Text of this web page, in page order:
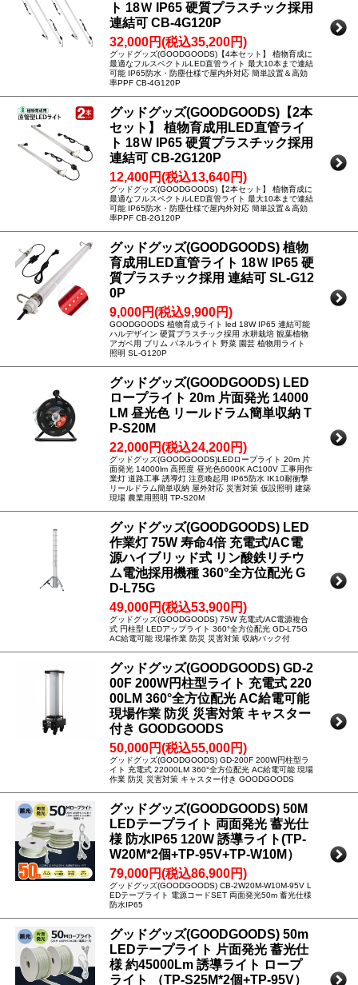
ト 18Ｗ IP65 硬質プラスチック採用
連結可 CB-4G120P
32,000円(税込35,200円)
グッドグッズ(GOODGOODS)【4本セット】 植物育成に
最適なフルスペクトルLED直管ライト 最大10本まで連結
可能 IP65防水・防塵仕様で屋内外対応 簡単設置＆高効
率PPF CB-4G120P
グッドグッズ(GOODGOODS)【2本
セット】 植物育成用LED直管ライ
ト 18Ｗ IP65 硬質プラスチック採用
連結可 CB-2G120P
12,400円(税込13,640円)
グッドグッズ(GOODGOODS)【2本セット】 植物育成に
最適なフルスペクトルLED直管ライト 最大10本まで連結
可能 IP65防水・防塵仕様で屋内外対応 簡単設置＆高効
率PPF CB-2G120P
グッドグッズ(GOODGOODS) 植物
育成用LED直管ライト 18Ｗ IP65 硬
質プラスチック採用 連結可 SL-G12
0P
9,000円(税込9,900円)
GOODGOODS 植物育成ライト led 18W IP65 連結可能
ハルデザイン 硬質プラスチック採用 水耕栽培 観葉植物
アガベ用 ブリム パネルライト 野菜 園芸 植物用ライト
照明 SL-G120P
グッドグッズ(GOODGOODS) LED
ロープライト 20m 片面発光 14000
LM 昼光色 リールドラム簡単収納 T
P-S20M
22,000円(税込24,200円)
グッドグッズ(GOODGOODS)LEDロープライト 20m 片
面発光 14000lm 高照度 昼光色6000K AC100V 工事用作
業灯 道路工事 誘導灯 注意喚起用 IP65防水 IK10耐衝撃
リールドラム簡単収納 屋外対応 災害対策 仮設照明 建築
現場 農業用照明 TP-S20M
グッドグッズ(GOODGOODS) LED
作業灯 75W 寿命4倍 充電式/AC電
源ハイブリッド式 リン酸鉄リチウ
ム電池採用機種 360°全方位配光 G
D-L75G
49,000円(税込53,900円)
グッドグッズ(GOODGOODS) 75W 充電式/AC電源複合
式 円柱型 LEDアップライト 360°全方位配光 GD-L75G
AC給電可能 現場作業 防災 災害対策 収納バック付
グッドグッズ(GOODGOODS) GD-2
00F 200W円柱型ライト 充電式 220
00LM 360°全方位配光 AC給電可能
現場作業 防災 災害対策 キャスター
付き GOODGOODS
50,000円(税込55,000円)
グッドグッズ(GOODGOODS) GD-200F 200W円柱型ラ
イト 充電式 22000LM 360°全方位配光 AC給電可能 現場
作業 防災 災害対策 キャスター付き GOODGOODS
グッドグッズ(GOODGOODS) 50M
LEDテープライト 両面発光 蓄光仕
様 防水IP65 120W 誘導ライト(TP-
W20M*2個+TP-95V+TP-W10M）
79,000円(税込86,900円)
グッドグッズ(GOODGOODS) CB-2W20M-W10M-95V L
EDテープライト 電源コードSET 両面発光50m 蓄光仕様
防水IP65
グッドグッズ(GOODGOODS) 50m
LEDテープライト 片面発光 蓄光仕
様 約45000Lm 誘導ライト ロープ
ライト （TP-S25M*2個+TP-95V）